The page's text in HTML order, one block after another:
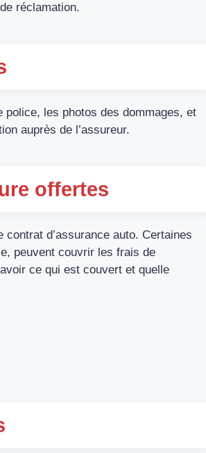
réclamation.
les photos des dommages, et
auprès de l’assureur.
offertes
d’assurance auto. Certaines
peuvent couvrir les frais de
ce qui est couvert et quelle